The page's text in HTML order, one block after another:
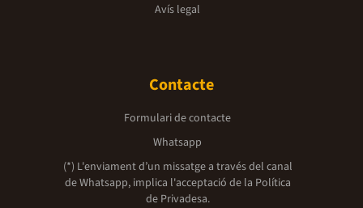
Avís legal
Contacte
Formulari de contacte
Whatsapp
(*) L'enviament d’un missatge a través del canal
de Whatsapp, implica l'acceptació de la Política
de Privadesa.